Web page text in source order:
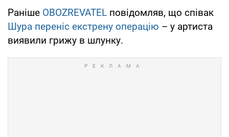
Раніше OBOZREVATEL повідомляв, що співак
Шура переніс екстрену операцію – у артиста
виявили грижу в шлунку.